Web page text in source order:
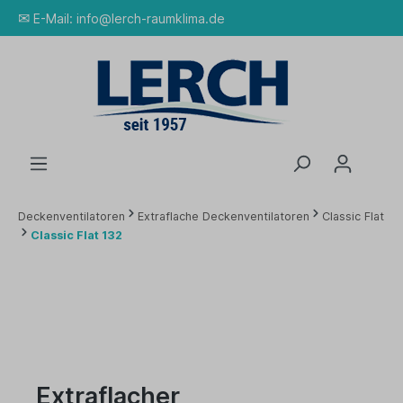
✉ E-Mail: info@lerch-raumklima.de
Deckenventilatoren Extraflache Deckenventilatoren
Classic Flat
Classic Flat 132
Extraflacher